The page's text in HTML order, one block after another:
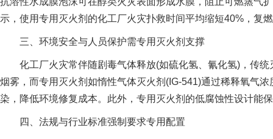
示，使用专用灭火剂的化工厂火灾扑救时间平均缩短40%，复
三、环境安全与人员保护需专用灭火剂支撑
化工厂火灾常伴随剧毒气体释放(如硫化氢、氰化氢)，传统
烟雾，而专用灭火剂如惰性气体灭火剂(IG-541)通过稀释氧气
染，降低环境修复成本。此外，专用灭火剂的低腐蚀性设计能
四、法规与行业标准强制要求专用配置